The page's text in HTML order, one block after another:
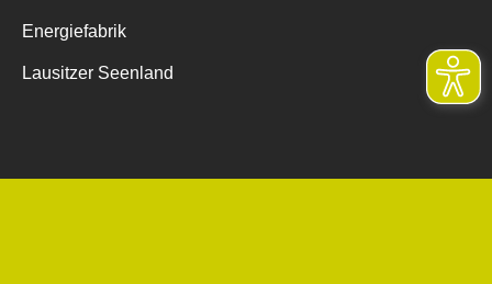
Energiefabrik
Lausitzer Seenland